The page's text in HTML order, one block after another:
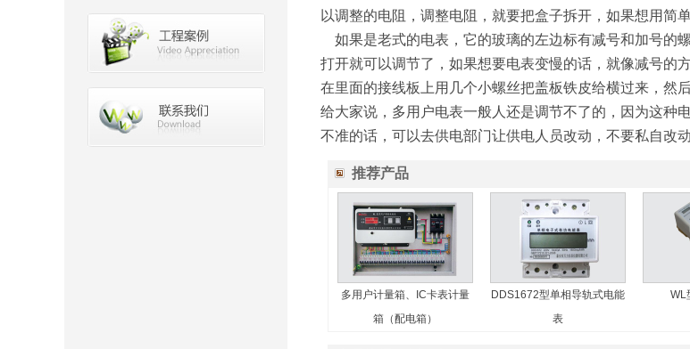
以调整的电阻，调整电阻，就要把盒子拆开，如果想用简
如果是老式的电表，它的玻璃的左边标有减号和加号的
打开就可以调节了，如果想要电表变慢的话，就像减号的
在里面的接线板上用几个小螺丝把盖板铁皮给横过来，然
给大家说，多用户电表一般人还是调节不了的，因为这种
不准的话，可以去供电部门让供电人员改动，不要私自改
推荐产品
多用户计量箱、IC卡表计量
箱（配电箱）
DDS1672型单相导轨式电能
表
WL